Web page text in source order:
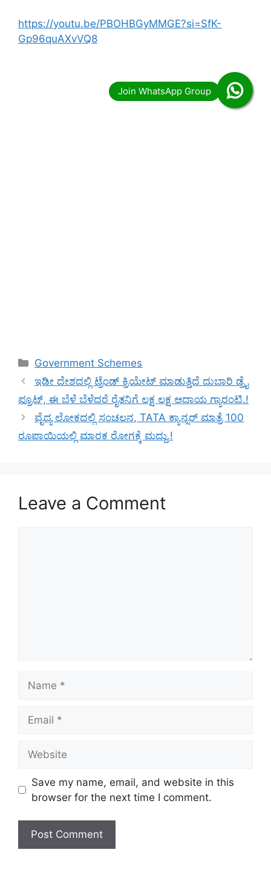
https://youtu.be/PBOHBGyMMGE?si=SfK-
Gp96quAXvVQ8
Categories
Government Schemes
ಇಡೀ ದೇಶದಲ್ಲಿ ಟ್ರೆಂಡ್ ಕ್ರಿಯೇಟ್ ಮಾಡುತ್ತಿದೆ ದುಬಾರಿ ಡ್ರೈ
ಫ್ರೂಟ್, ಈ ಬೆಳೆ ಬೆಳೆದರೆ ರೈತನಿಗೆ ಲಕ್ಷ ಲಕ್ಷ ಆದಾಯ ಗ್ಯಾರಂಟಿ.!
ವೈದ್ಯ ಲೋಕದಲ್ಲಿ ಸಂಚಲನ, TATA ಕ್ಯಾನ್ಸರ್ ಮಾತ್ರೆ 100
ರೂಪಾಯಿಯಲ್ಲಿ ಮಾರಕ ರೋಗಕ್ಕೆ ಮದ್ದು.!
Leave a Comment
Save my name, email, and website in this
browser for the next time I comment.